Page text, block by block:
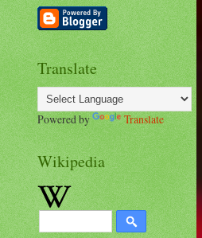
Translate
Powered by Translate
Wikipedia